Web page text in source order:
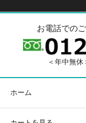
お電話での
＜年中無
ホーム